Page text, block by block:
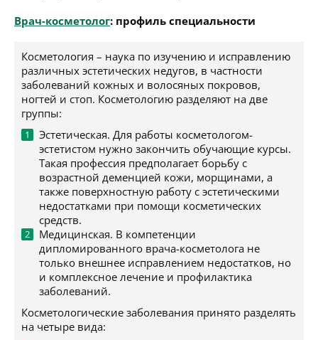
Врач-косметолог: профиль специальности
Косметология – наука по изучению и исправлению
различных эстетических недугов, в частности
заболеваний кожных и волосяных покровов,
ногтей и стоп. Косметологию разделяют на две
группы:
Эстетическая. Для работы косметологом-
эстетистом нужно закончить обучающие курсы.
Такая профессия предполагает борьбу с
возрастной деменцией кожи, морщинами, а
также поверхностную работу с эстетическими
недостатками при помощи косметических
средств.
Медицинская. В компетенции
дипломированного врача-косметолога не
только внешнее исправлением недостатков, но
и комплексное лечение и профилактика
заболеваний.
Косметологические заболевания принято разделять
на четыре вида: